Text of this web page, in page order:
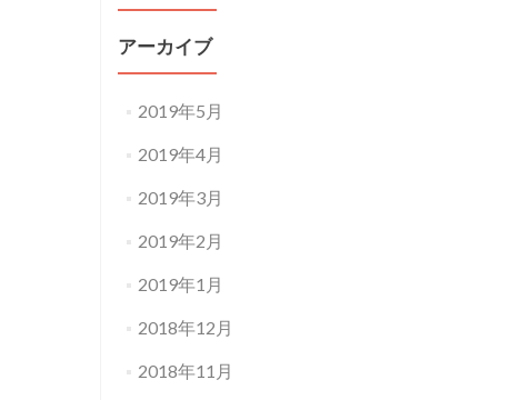
アーカイブ
2019年5月
2019年4月
2019年3月
2019年2月
2019年1月
2018年12月
2018年11月